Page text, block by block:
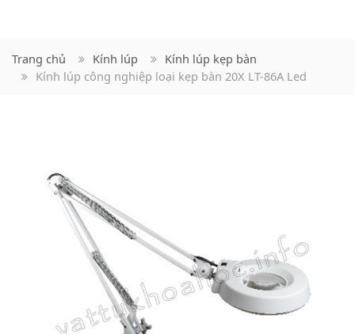
Trang chủ Kính lúp
Kính lúp kẹp bàn
Kính lúp công nghiệp loại kẹp bàn 20X LT-86A Led